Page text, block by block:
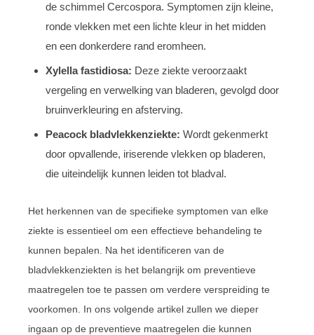
de schimmel Cercospora. Symptomen zijn kleine,
ronde vlekken met een lichte kleur in het midden
en een donkerdere rand eromheen.
Xylella fastidiosa: Deze ziekte veroorzaakt
vergeling en verwelking van bladeren, gevolgd door
bruinverkleuring en afsterving.
Peacock bladvlekkenziekte: Wordt gekenmerkt
door opvallende, iriserende vlekken op bladeren,
die uiteindelijk kunnen leiden tot bladval.
Het herkennen van de specifieke symptomen van elke
ziekte is essentieel om een effectieve behandeling te
kunnen bepalen. Na het identificeren van de
bladvlekkenziekten is het belangrijk om preventieve
maatregelen toe te passen om verdere verspreiding te
voorkomen. In ons volgende artikel zullen we dieper
ingaan op de preventieve maatregelen die kunnen